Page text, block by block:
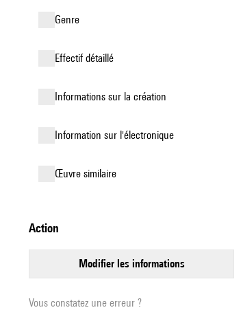
genre
effectif détaillé
informations sur la création
Information sur l'électronique
œuvre similaire
action
modifier les informations
Vous constatez une erreur ?